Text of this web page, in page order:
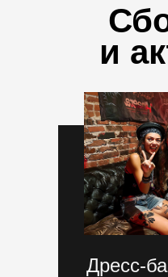
и
Дресс-